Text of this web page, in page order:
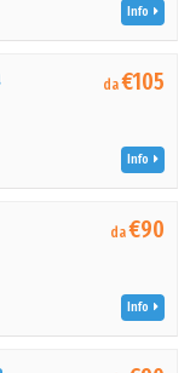
Info
da€105
Info
da€90
Info